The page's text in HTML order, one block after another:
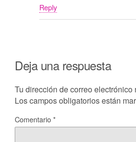
Reply
Deja una respuesta
Tu dirección de correo electrónico
Los campos obligatorios están
Comentario*